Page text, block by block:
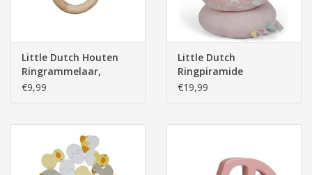
Little Dutch Houten
Ringrammelaar,
Adventure Mint
€9,99
Little Dutch
Ringpiramide
Adventure Pink
€19,99